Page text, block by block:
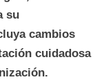
su
cambios
cuidadosa